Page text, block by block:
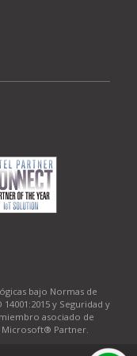
bajo Normas de
y Seguridad y
miembro asociado de
Partner.